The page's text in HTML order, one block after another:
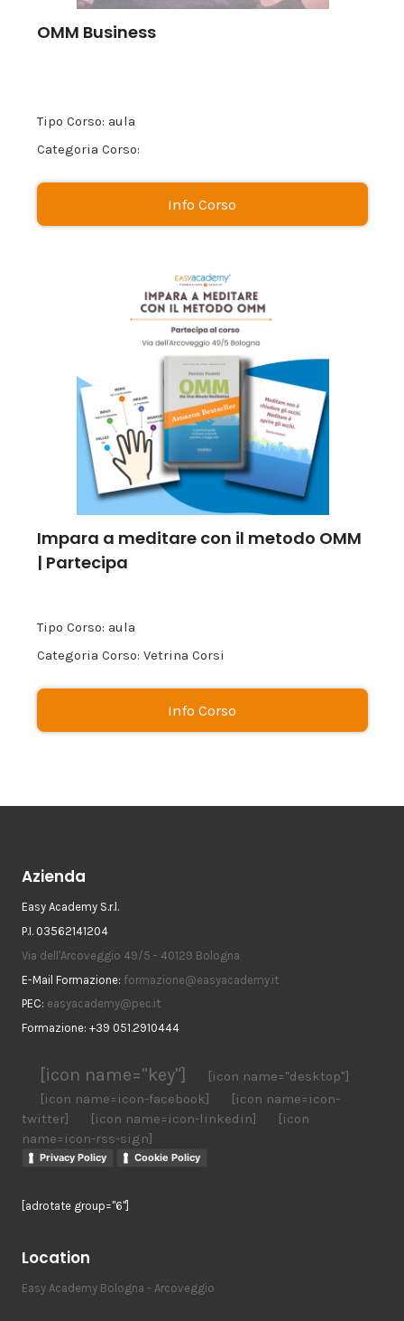
OMM Business
Tipo Corso: aula
Categoria Corso:
Info Corso
Impara a meditare con il metodo OMM
| Partecipa
Tipo Corso: aula
Categoria Corso: Vetrina Corsi
Info Corso
Azienda
Easy Academy S.r.l.
P.I. 03562141204
Via dell'Arcoveggio 49/5 - 40129 Bologna
E-Mail Formazione: formazione@easyacademy.it
PEC: easyacademy@pec.it
Formazione: +39 051.2910444
[icon name="key"]
[icon name="desktop"]
[icon name=icon-facebook]
[icon name=icon-
twitter]
[icon name=icon-linkedin]
[icon
name=icon-rss-sign]
Privacy Policy Cookie Policy
[adrotate group="6"]
Location
Easy Academy Bologna - Arcoveggio